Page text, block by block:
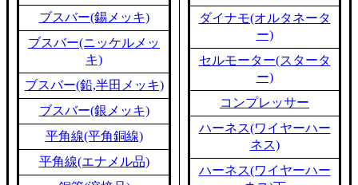
ブスバー(錫メッキ)
ブスバー(ニッケルメッ
キ)
ブスバー(鉛,半田メッキ)
ブスバー(銀メッキ)
平角線(平角銅線)
平角線(エナメル品)
ダイナモ(オルタネータ
ー)
セルモーター(スタータ
ー)
コンプレッサー
ハーネス(ワイヤーハー
ネス)
ハーネス(ワイヤーハー